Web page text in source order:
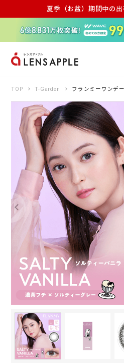
夏季（お盆）期間中の
アキュビュー メ
TOP T-Garden フランミーワンデ